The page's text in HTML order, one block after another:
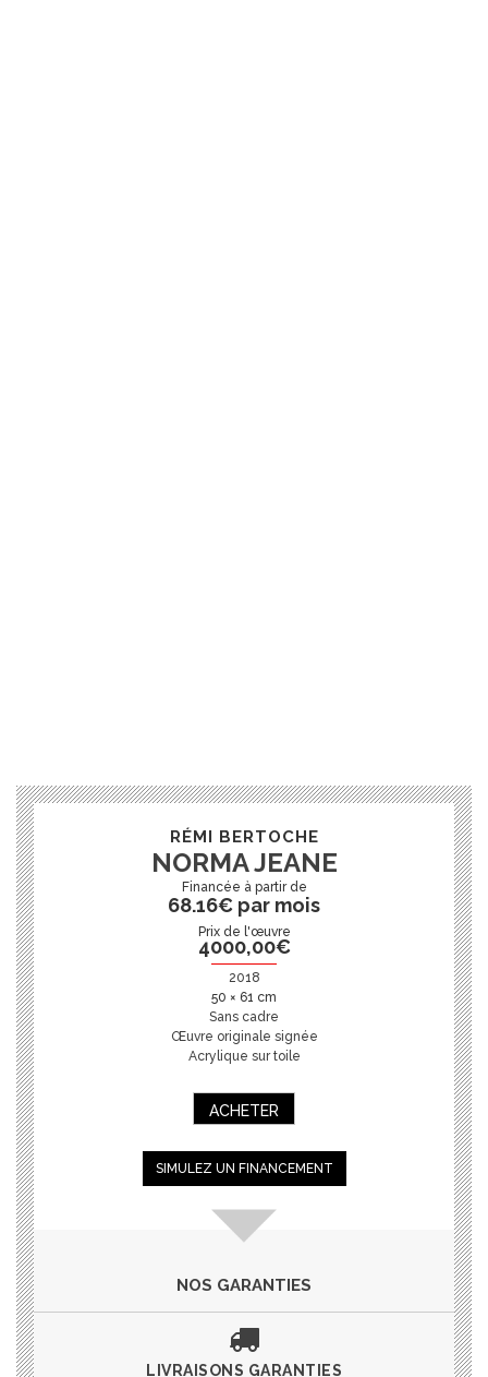
RÉMI BERTOCHE
NORMA JEANE
68.16€ par mois
Prix de l'œuvre
4000,00€
2018
50 × 61 cm
Sans cadre
Œuvre originale signée
Acrylique sur toile
ACHETER
SIMULEZ UN FINANCEMENT
NOS GARANTIES
LIVRAISONS GARANTIES